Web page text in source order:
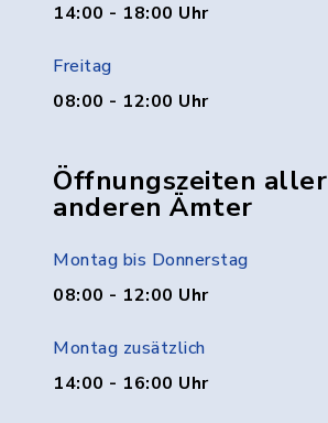
14:00 - 18:00 Uhr
Freitag
08:00 - 12:00 Uhr
Öffnungszeiten aller
anderen Ämter
Montag bis Donnerstag
08:00 - 12:00 Uhr
Montag zusätzlich
14:00 - 16:00 Uhr